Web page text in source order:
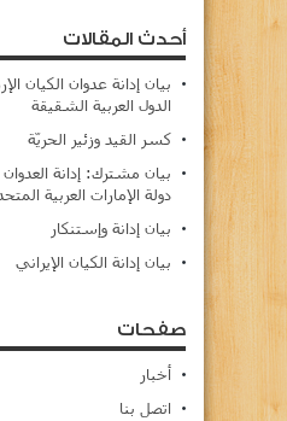
أحدث المقالات
بيان إدانة عدوان الكيان
الدول العربية الشقيقة
كسر القيد وزئير الحريّة
بيان مشترك: إدانة
دولة الإمارات العربية
بيان إدانة وإستنكار
بيان إدانة الكيان الإيراني
صفحات
أخبار
اتصل بنا